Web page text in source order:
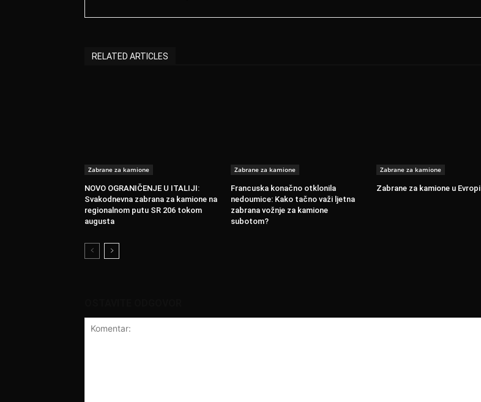
RELATED ARTICLES
Zabrane za kamione
NOVO OGRANIČENJE U ITALIJI:
Svakodnevna zabrana za kamione na
regionalnom putu SR 206 tokom
augusta
Zabrane za kamione
Francuska konačno otklonila
nedoumice: Kako tačno važi ljetna
zabrana vožnje za kamione
subotom?
Zabrane za kamione
Zabrane za kamione u Evropi